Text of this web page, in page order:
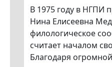
В 1975 году в НГПИ
Нина Елисеевна
филологическое
считает началом
Благодаря